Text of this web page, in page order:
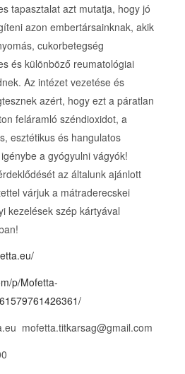
tapasztalat azt mutatja, hogy jó
azon embertársainknak, akik
cukorbetegség
és különböző reumatológiai
Az intézet vezetése és
azért, hogy ezt a páratlan
feláramló széndioxidot, a
esztétikus és hangulatos
a gyógyulni vágyók!
az általunk ajánlott
várjuk a mátraderecskei
kezelések szép kártyával
p/Mofetta-
mofetta.titkarsag@gmail.com